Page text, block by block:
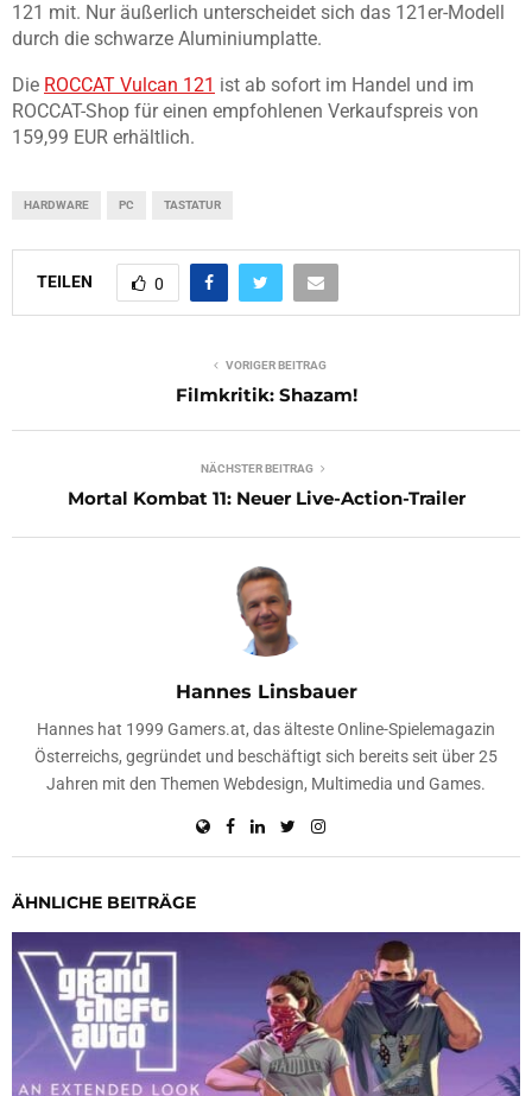
121 mit. Nur äußerlich unterscheidet sich das 121er-Modell
durch die schwarze Aluminiumplatte.
Die ROCCAT Vulcan 121 ist ab sofort im Handel und im
ROCCAT-Shop für einen empfohlenen Verkaufspreis von
159,99 EUR erhältlich.
HARDWARE PC TASTATUR
TEILEN 0
VORIGER BEITRAG
Filmkritik: Shazam!
NÄCHSTER BEITRAG
Mortal Kombat 11: Neuer Live-Action-Trailer
Hannes Linsbauer
Hannes hat 1999 Gamers.at, das älteste Online-Spielemagazin
Österreichs, gegründet und beschäftigt sich bereits seit über 25
Jahren mit den Themen Webdesign, Multimedia und Games.
ÄHNLICHE BEITRÄGE